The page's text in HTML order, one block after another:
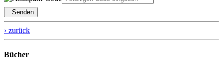
Senden
› zurück
Bücher